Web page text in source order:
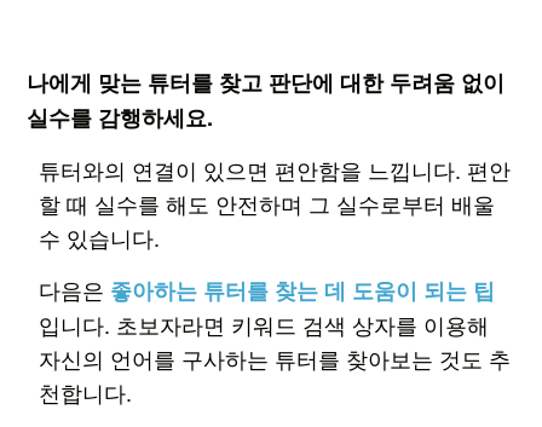
나에게 맞는 튜터를 찾고 판단에 대한 두려움 없이
실수를 감행하세요.
튜터와의 연결이 있으면 편안함을 느낍니다. 편안
할 때 실수를 해도 안전하며 그 실수로부터 배울
수 있습니다.
다음은 좋아하는 튜터를 찾는 데 도움이 되는 팁
입니다. 초보자라면 키워드 검색 상자를 이용해
자신의 언어를 구사하는 튜터를 찾아보는 것도 추
천합니다.